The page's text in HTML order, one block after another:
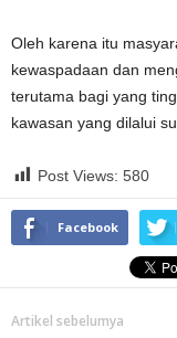
Oleh karena itu
kewaspadaan dan
terutama bagi yang
kawasan yang dilalui
Post Views: 580
Facebook
Artikel sebelumya